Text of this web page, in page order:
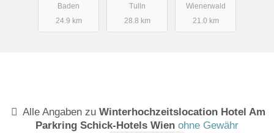
Baden
24.9 km
Tulln
28.8 km
Wienerwald
21.0 km
Alle Angaben zu Winterhochzeitslocation Hotel Am
Parkring Schick-Hotels Wien ohne Gewähr